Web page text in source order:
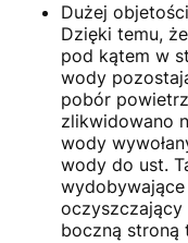
Dużej
Dzięki temu,
pod kątem w
wody
pobór
zlikwidowano
wody
wody do ust.
oczyszczający
boczną stroną